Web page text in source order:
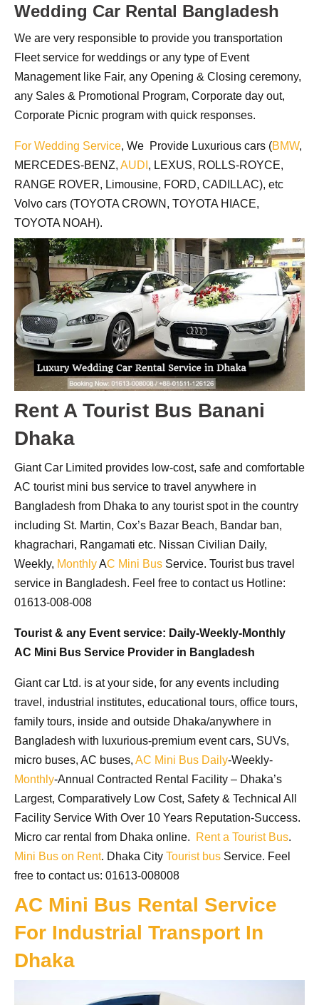
Wedding Car Rental Bangladesh
We are very responsible to provide you transportation
Fleet service for weddings or any type of Event
Management like Fair, any Opening & Closing ceremony,
any Sales & Promotional Program, Corporate day out,
Corporate Picnic program with quick responses.
For Wedding Service, We Provide Luxurious cars (BMW,
MERCEDES-BENZ, AUDI , LEXUS, ROLLS-ROYCE,
RANGE ROVER, Limousine, FORD, CADILLAC), etc
Volvo cars (TOYOTA CROWN, TOYOTA HIACE,
TOYOTA NOAH).
Rent A Tourist Bus Banani
Dhaka
Giant Car Limited provides low-cost, safe and comfortable
AC tourist mini bus service to travel anywhere in
Bangladesh from Dhaka to any tourist spot in the country
including St. Martin, Cox’s Bazar Beach, Bandar ban,
khagrachari, Rangamati etc. Nissan Civilian Daily,
Weekly, MonthlyAC Mini Bus Service. Tourist bus travel
service in Bangladesh. Feel free to contact us Hotline:
01613-008-008
Tourist & any Event service: Daily-Weekly-Monthly
AC Mini Bus Service Provider in Bangladesh
Giant car Ltd. is at your side, for any events including
travel, industrial institutes, educational tours, office tours,
family tours, inside and outside Dhaka/anywhere in
Bangladesh with luxurious-premium event cars, SUVs,
micro buses, AC buses, AC Mini Bus Daily-Weekly-
Monthly-Annual Contracted Rental Facility – Dhaka’s
Largest, Comparatively Low Cost, Safety & Technical All
Facility Service With Over 10 Years Reputation-Success.
Micro car rental from Dhaka online.
Rent a Tourist Bus.
Mini Bus on Rent. Dhaka City Tourist bus Service. Feel
free to contact us: 01613-008008
AC Mini Bus Rental Service
For Industrial Transport In
Dhaka